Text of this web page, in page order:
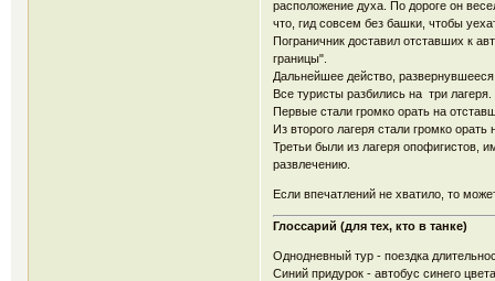
расположение духа. По дороге он
что, гид совсем без башки, чтобы
Пограничник доставил отставших к
границы".
Дальнейшее действо,
Все туристы разбились на три лагеря.
Первые стали громко орать на
Из второго лагеря стали громко
Третьи были из лагеря опофигистов,
развлечению.
Если впечатлений не хватило, то
Глоссарий (для тех, кто в танке)
Однодневный тур - поездка
Синий придурок - автобус синего